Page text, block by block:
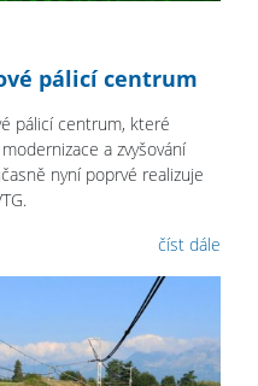
pálicí centrum
pálicí centrum, které
a zvyšování
nyní poprvé realizuje
číst dále